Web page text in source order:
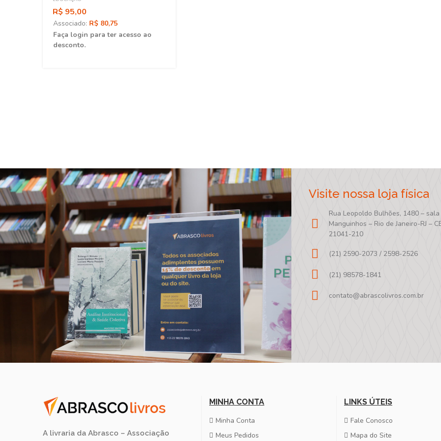
R$ 95,00
Associado: R$ 80,75
Faça login para ter acesso ao
desconto.
Visite nossa loja física
Rua Leopoldo Bulhões, 1480 – sala
Manguinhos – Rio de Janeiro-RJ –
21041-210
(21) 2590-2073 / 2598-2526
(21) 98578-1841
contato@abrascolivros.com.br
A livraria da Abrasco – Associação
MINHA CONTA
Minha Conta
Meus Pedidos
LINKS ÚTEIS
Fale Conosco
Mapa do Site